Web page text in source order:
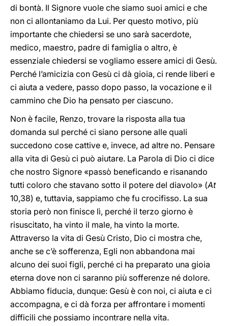
di bontà. Il Signore vuole che siamo suoi amici e che
non ci allontaniamo da Lui. Per questo motivo, più
importante che chiedersi se uno sarà sacerdote,
medico, maestro, padre di famiglia o altro, è
essenziale chiedersi se vogliamo essere amici di Gesù.
Perché l’amicizia con Gesù ci dà gioia, ci rende liberi e
ci aiuta a vedere, passo dopo passo, la vocazione e il
cammino che Dio ha pensato per ciascuno.
Non è facile, Renzo, trovare la risposta alla tua
domanda sul perché ci siano persone alle quali
succedono cose cattive e, invece, ad altre no. Pensare
alla vita di Gesù ci può aiutare. La Parola di Dio ci dice
che nostro Signore «passò beneficando e risanando
tutti coloro che stavano sotto il potere del diavolo» (At
10,38) e, tuttavia, sappiamo che fu crocifisso. La sua
storia però non finisce lì, perché il terzo giorno è
risuscitato, ha vinto il male, ha vinto la morte.
Attraverso la vita di Gesù Cristo, Dio ci mostra che,
anche se c’è sofferenza, Egli non abbandona mai
alcuno dei suoi figli, perché ci ha preparato una gioia
eterna dove non ci saranno più sofferenze né dolore.
Abbiamo fiducia, dunque: Gesù è con noi, ci aiuta e ci
accompagna, e ci dà forza per affrontare i momenti
difficili che possiamo incontrare nella vita.